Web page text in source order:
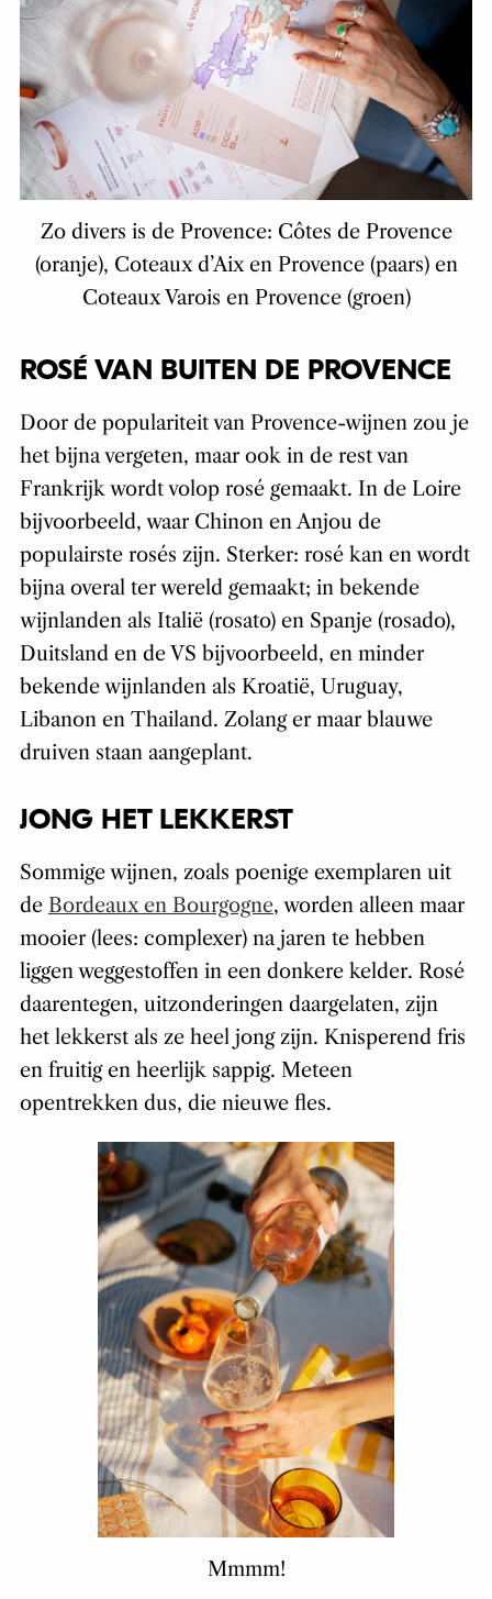
Zo divers is de Provence: Côtes de Provence
(oranje), Coteaux d’Aix en Provence (paars) en
Coteaux Varois en Provence (groen)
ROSÉ VAN BUITEN DE PROVENCE
Door de populariteit van Provence-wijnen zou je
het bijna vergeten, maar ook in de rest van
Frankrijk wordt volop rosé gemaakt. In de Loire
bijvoorbeeld, waar Chinon en Anjou de
populairste rosés zijn. Sterker: rosé kan en wordt
bijna overal ter wereld gemaakt; in bekende
wijnlanden als Italië (rosato) en Spanje (rosado),
Duitsland en de VS bijvoorbeeld, en minder
bekende wijnlanden als Kroatië, Uruguay,
Libanon en Thailand. Zolang er maar blauwe
druiven staan aangeplant.
JONG HET LEKKERST
Sommige wijnen, zoals poenige exemplaren uit
de Bordeaux en Bourgogne, worden alleen maar
mooier (lees: complexer) na jaren te hebben
liggen weggestoffen in een donkere kelder. Rosé
daarentegen, uitzonderingen daargelaten, zijn
het lekkerst als ze heel jong zijn. Knisperend fris
en fruitig en heerlijk sappig. Meteen
opentrekken dus, die nieuwe fles.
Mmmm!